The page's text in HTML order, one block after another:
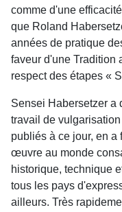
comme d'une
que Roland
années de pratique
faveur d'une Tradition
respect des étapes «
Sensei Habersetzer a
travail de
publiés à ce jour, en a
œuvre au monde
historique, technique
tous les pays
ailleurs. Très